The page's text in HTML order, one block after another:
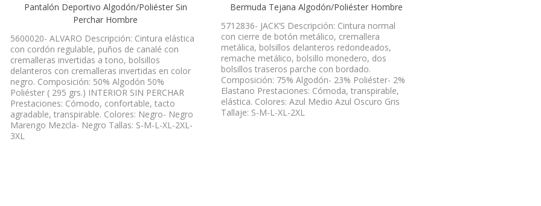
Pantalón Deportivo Algodón/Poliéster Sin
Perchar Hombre
5600020- ALVARO Descripción: Cintura elástica
con cordón regulable, puños de canalé con
cremalleras invertidas a tono, bolsillos
delanteros con cremalleras invertidas en color
negro. Composición: 50% Algodón 50%
Poliéster ( 295 grs.) INTERIOR SIN PERCHAR
Prestaciones: Cómodo, confortable, tacto
agradable, transpirable. Colores: Negro- Negro
Marengo Mezcla- Negro Tallas: S-M-L-XL-2XL-
3XL
Bermuda Tejana Algodón/Poliéster Hombre
5712836- JACK’S Descripción: Cintura normal
con cierre de botón metálico, cremallera
metálica, bolsillos delanteros redondeados,
remache metálico, bolsillo monedero, dos
bolsillos traseros parche con bordado.
Composición: 75% Algodón- 23% Poliéster- 2%
Elastano Prestaciones: Cómoda, transpirable,
elástica. Colores: Azul Medio Azul Oscuro Gris
Tallaje: S-M-L-XL-2XL